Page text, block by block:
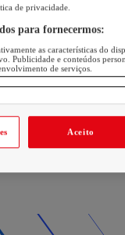
de privacidade.
para fornecermos:
as características do
Publicidade e conteúdos
de serviços.
Aceito